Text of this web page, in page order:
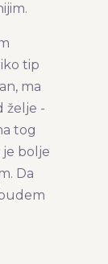
tip
ma
želje -
tog
je bolje
Da